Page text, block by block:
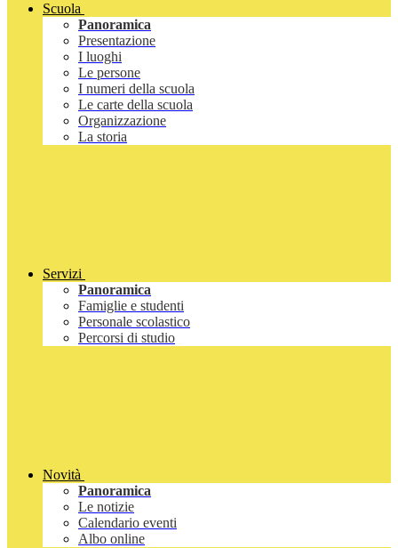
Scuola
Panoramica
Presentazione
I luoghi
Le persone
I numeri della scuola
Le carte della scuola
Organizzazione
La storia
Servizi
Panoramica
Famiglie e studenti
Personale scolastico
Percorsi di studio
Novità
Panoramica
Le notizie
Calendario eventi
Albo online